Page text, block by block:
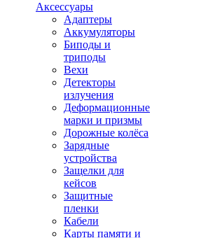
Аксессуары
Адаптеры
Аккумуляторы
Биподы и
триподы
Вехи
Детекторы
излучения
Деформационные
марки и призмы
Дорожные колёса
Зарядные
устройства
Защелки для
кейсов
Защитные
пленки
Кабели
Карты памяти и